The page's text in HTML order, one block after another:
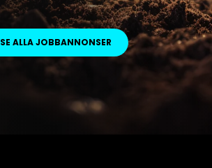
SE ALLA JOBBANNONSER